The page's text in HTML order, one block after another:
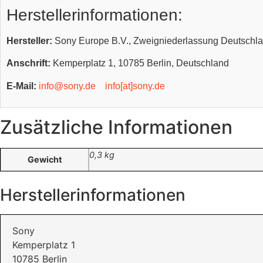
Herstellerinformationen:
Hersteller: Sony Europe B.V., Zweigniederlassung
Anschrift: Kemperplatz 1, 10785 Berlin, Deutschland
E-Mail: info@sony.de info[at]sony.de
Zusätzliche Informationen
Gewicht 0,3 kg
Herstellerinformationen
Sony
Kemperplatz 1
10785 Berlin